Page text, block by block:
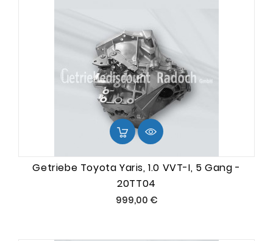
Getriebe Toyota Yaris, 1.0 VVT-I, 5 Gang -
20TT04
999,00 €Preis